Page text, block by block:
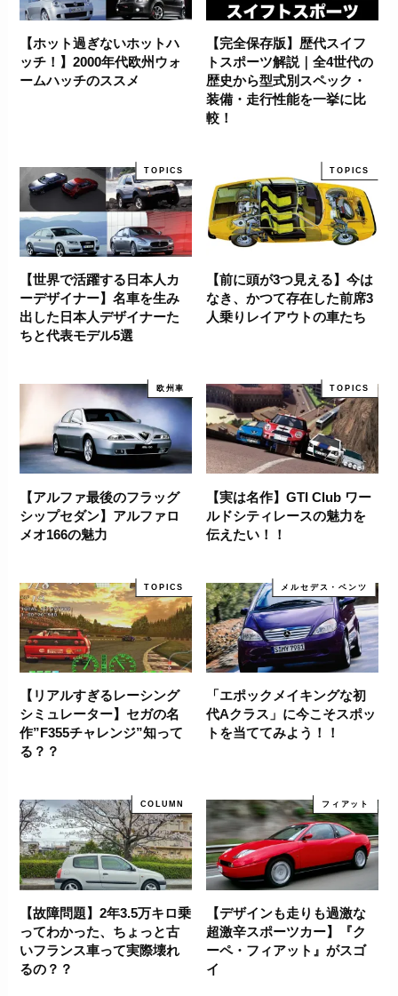
【ホット過ぎないホットハ
ッチ！】2000年代欧州ウォ
ームハッチのススメ
【完全保存版】歴代スイフ
トスポーツ解説｜全4世代の
歴史から型式別スペック・
装備・走行性能を一挙に比
較！
TOPICS
【世界で活躍する日本人カ
ーデザイナー】名車を生み
出した日本人デザイナーた
ちと代表モデル5選
TOPICS
【前に頭が3つ見える】今は
なき、かつて存在した前席3
人乗りレイアウトの車たち
欧州車
【アルファ最後のフラッグ
シップセダン】アルファロ
メオ166の魅力
TOPICS
【実は名作】GTI Club ワー
ルドシティレースの魅力を
伝えたい！！
TOPICS
【リアルすぎるレーシング
シミュレーター】セガの名
作”F355チャレンジ”知って
る？？
メルセデス・ベンツ
「エポックメイキングな初
代Aクラス」に今こそスポッ
トを当ててみよう！！
COLUMN
【故障問題】2年3.5万キロ乗
ってわかった、ちょっと古
いフランス車って実際壊れ
るの？？
フィアット
【デザインも走りも過激な
超激辛スポーツカー】『ク
ーペ・フィアット』がスゴ
イ